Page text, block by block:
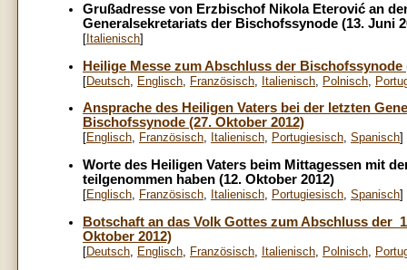
Grußadresse von Erzbischof Nikola Eterović an
Generalsekretariats der Bischofssynode (13. Juni
[ Italienisch]
Heilige Messe zum Abschluss der Bischofssynode
[Deutsch Englisch Französisch Italienisch Polnisch
Ansprache des Heiligen Vaters bei der letzten
Bischofssynode (27. Oktober 2012)
[Englisch, Französisch, Italienisch, Portugiesisch, Spanisch]
Worte des Heiligen Vaters beim Mittagessen mit
teilgenommen haben (12. Oktober 2012)
[Englisch, Französisch, Italienisch, Portugiesisch, Spanisch]
Botschaft an das Volk Gottes zum Abschluss der
Oktober 2012)
[Deutsch Englisch Französisch Italienisch Polnisch